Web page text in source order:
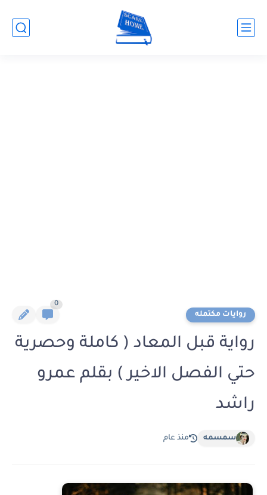
روايات مكتمله
0
رواية قبل المعاد ( كاملة وحصرية
حتي الفصل الاخير ) بقلم عمرو
راشد
سمسمه منذ عام